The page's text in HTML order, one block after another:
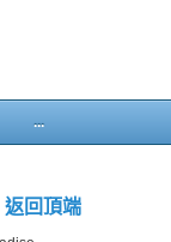
...
返回頂端